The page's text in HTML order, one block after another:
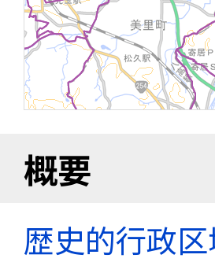
概要
歴史的行政